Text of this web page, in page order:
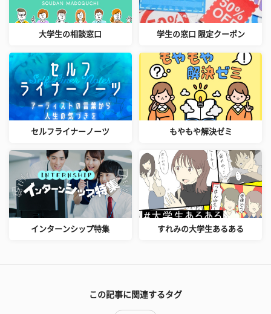
大学生の相談窓口 学生の窓口 限定クーポン
セルフライナーノーツ もやもや解決ゼミ
インターンシップ特集 すれみの大学生あるある
この記事に関連するタグ